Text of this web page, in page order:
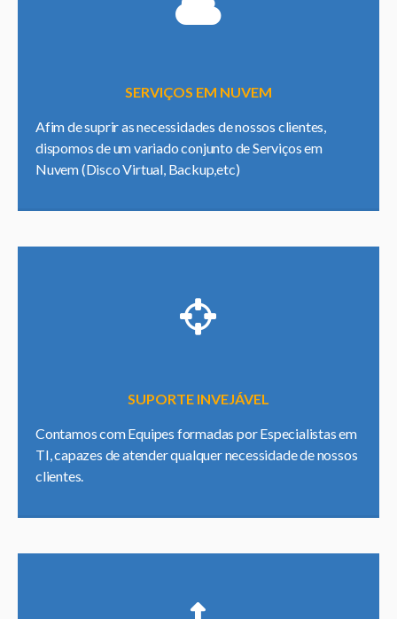
SERVIÇOS EM NUVEM
Afim de suprir as necessidades de nossos clientes,
dispomos de um variado conjunto de Serviços em
Nuvem (Disco Virtual, Backup,etc)
SUPORTE INVEJÁVEL
Contamos com Equipes formadas por Especialistas em
TI, capazes de atender qualquer necessidade de nossos
clientes.